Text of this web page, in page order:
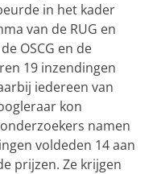
in het kader
van de RUG en
OSCG en de
19 inzendingen
iedereen van
kon
namen
voldeden 14 aan
prijzen. Ze krijgen